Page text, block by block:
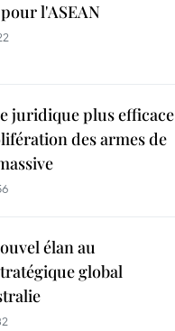
l'ASEAN
juridique plus efficace
des armes de
élan au
global